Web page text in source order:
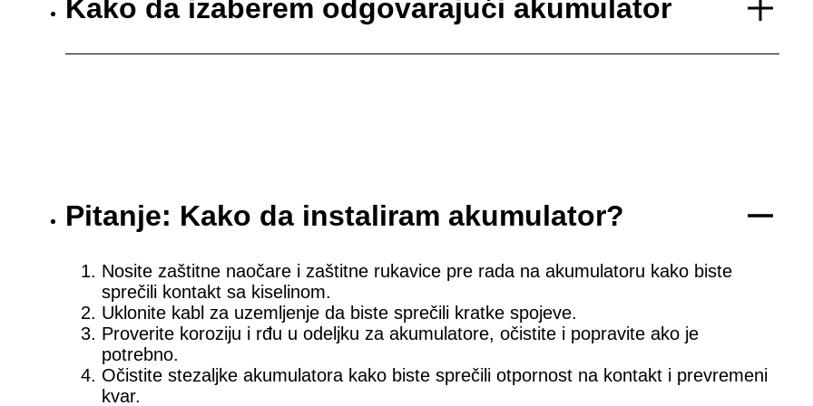
Kako da izaberem odgovarajući akumulator
Pitanje: Kako da instaliram akumulator?
Nosite zaštitne naočare i zaštitne rukavice pre rada na akumulatoru kako biste
sprečili kontakt sa kiselinom.
Uklonite kabl za uzemljenje da biste sprečili kratke spojeve.
Proverite koroziju i rđu u odeljku za akumulatore, očistite i popravite ako je
potrebno.
Očistite stezaljke akumulatora kako biste sprečili otpornost na kontakt i prevremeni
kvar.